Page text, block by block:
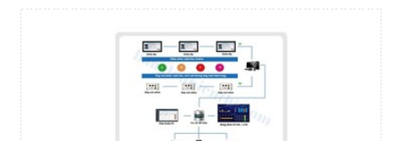
Gọi cho chúng tôi